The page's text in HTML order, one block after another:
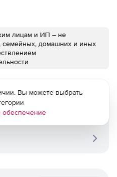
лицам и ИП – не
семейных, домашних и иных
Вы можете выбрать
обеспечение